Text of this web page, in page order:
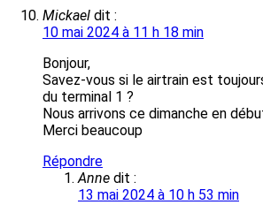
Mickael dit :
10 mai 2024 à 11 h 18 min
Bonjour,
Savez-vous si le airtrain est
du terminal 1 ?
Nous arrivons ce dimanche en
Merci beaucoup
Répondre
Anne dit :
13 mai 2024 à 10 h 53 min